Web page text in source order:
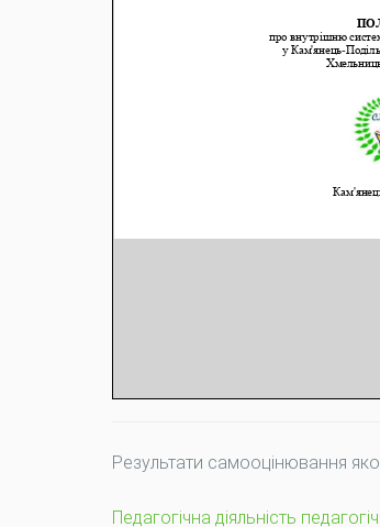
Результати самооцінювання
Педагогічна діяльність